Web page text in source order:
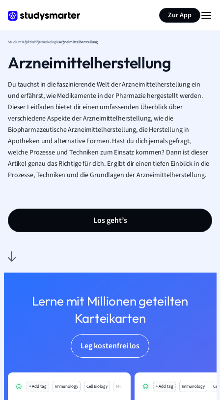
Zur App
StudiumMedizinPharmakologieArzneimittelherstellung
Arzneimittelherstellung
Du tauchst in die faszinierende Welt der Arzneimittelherstellung ein
und erfährst, wie Medikamente in der Pharmazie hergestellt werden.
Dieser Leitfaden bietet dir einen umfassenden Überblick über
verschiedene Aspekte der Arzneimittelherstellung, wie die
Biopharmazeutische Arzneimittelherstellung, die Herstellung in
Apotheken und alternative Formen. Hast du dich jemals gefragt,
welche Prozesse und Techniken zum Einsatz kommen? Dann ist dieser
Artikel genau das Richtige für dich. Er gibt dir einen tiefen Einblick in die
Prozesse, Techniken und die Grundlagen der Arzneimittelherstellung.
Los geht’s
Lerne mit Millionen geteilten
Karteikarten
Leg kostenfrei los
+ Add tag Immunology Cell Biology Mo + Add tag Immunology